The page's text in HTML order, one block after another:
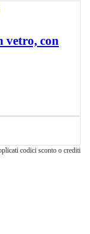
vetro, con
codici sconto o crediti